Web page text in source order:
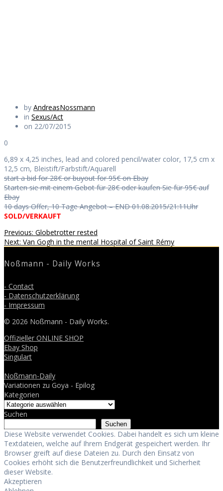
by AndreasNossmann
in Sexus/Act
on 22/07/2015
0
6,89 x 4,25 inches, lead and colored pencil/water color, 17,5 cm x
12,5 cm, Bleistift/Farbstift/Aquarell
start a bid for 28€ or buyout for 95€ on Ebay
Starten sie mit einem Gebot für 28€ oder kaufen Sie für 95€ auf
Ebay
10 days Offer, 10 Tage Angebot – END 01.08.2015/21:11Uhr
SOLD/VERKAUFT
Beitragsnavigation
Previous: Previous
post:
Globetrotter rested
Next: Next
Van Gogh in the mental Hospital of Saint Rémy
Noßmann - Daily Works
- Contact
- Datenschutzerklärung
- Impressum
© 2026 Noßmann - Daily Works.
Offizieller ONLINE SHOP
Ebay Shop
Singulart
Noßmann-Daily
Variationen zu Goya - Epilog
Kategorien
Suchen
Suchen
Diese Website verwendet Cookies. Dabei handelt es sich um kleine
Textdateien, welche auf Ihrem Endgerät gespeichert werden. Ihr
Browser greift auf diese Dateien zu. Durch den Einsatz von
Cookies erhöht sich die Benutzerfreundlichkeit und Sicherheit
dieser Website.
Akzeptieren